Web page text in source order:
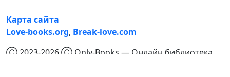
Карта сайта
Love-books.org, Break-love.com
Ⓒ 2023-2026 Ⓒ Only-Books — Онлайн библиотека